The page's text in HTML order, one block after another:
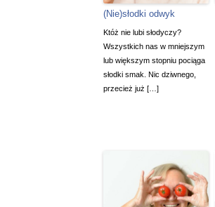
(Nie)słodki odwyk
Któż nie lubi słodyczy?
Wszystkich nas w mniejszym
lub większym stopniu pociąga
słodki smak. Nic dziwnego,
przecież już […]